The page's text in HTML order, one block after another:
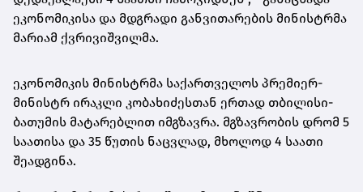
ეკონომიკისა და მდგრადი განვითარების მინისტრმა
მარიამ ქვრივიშვილმა.
ეკონომიკის მინისტრმა საქართველოს პრემიერ-
მინისტრ ირაკლი კობახიძესთან ერთად თბილისი-
ბათუმის მატარებლით იმგზავრა. მგზავრობის დრომ 5
საათისა და 35 წუთის ნაცვლად, მხოლოდ 4 საათი
შეადგინა.